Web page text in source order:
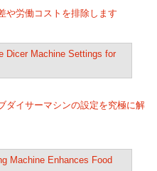
や労働コストを排除します
ダイサーマシンの設定を究極に解